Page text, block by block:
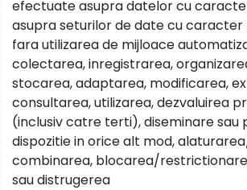
efectuate asupra datelor cu
asupra seturilor de date cu caracter
fara utilizarea de mijloace
colectarea, inregistrarea,
stocarea, adaptarea, modificarea,
consultarea, utilizarea, dezvaluirea
(inclusiv catre terti), diseminare sau
dispozitie in orice alt mod,
combinarea, blocarea/
sau distrugerea